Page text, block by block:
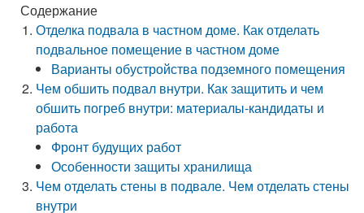
Содержание
Отделка подвала в частном доме. Как отделать
подвальное помещение в частном доме
Варианты обустройства подземного помещения
Чем обшить подвал внутри. Как защитить и чем
обшить погреб внутри: материалы-кандидаты и
работа
Фронт будущих работ
Особенности защиты хранилища
Чем отделать стены в подвале. Чем отделать стены
внутри